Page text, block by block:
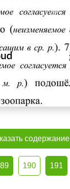
содержание
190 191